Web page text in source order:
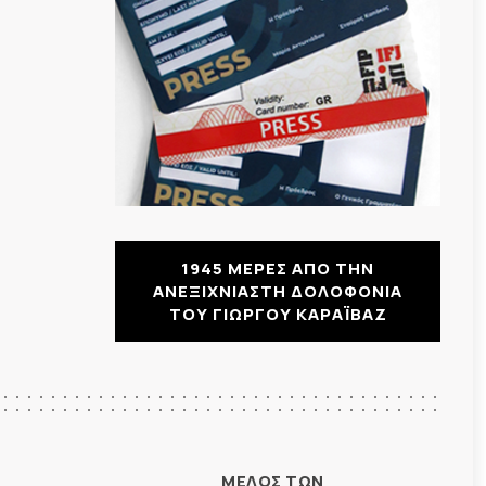
1945 ΜΕΡΕΣ ΑΠΟ ΤΗΝ
ΑΝΕΞΙΧΝΙΑΣΤΗ ΔΟΛΟΦΟΝΙΑ
ΤΟΥ ΓΙΩΡΓΟΥ ΚΑΡΑΪΒΑΖ
ΜΕΛΟΣ ΤΩΝ